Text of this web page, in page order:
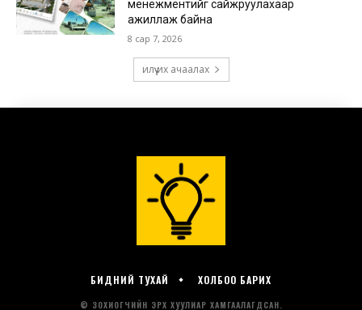
БИДНИЙ ТУХАЙ ХОЛБОО БАРИХ
© ЗОХИОГЧИЙН ЭРХ ХУУЛИАР ХАМГААЛАГДСАН.